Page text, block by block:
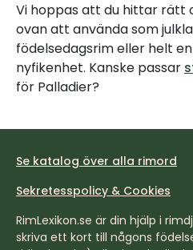
Vi hoppas att du hittar rätt
ovan att använda som
födelsedagsrim eller helt
nyfikenhet. Kanske passar
för Palladier?
Se katalog över alla rimord
Sekretesspolicy & Cookies
RimLexikon.se är din hjälp i
skriva ett kort till någons